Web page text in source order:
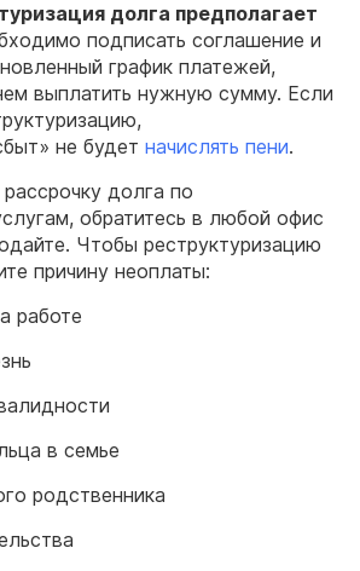
долга предполагает
подписать соглашение и
график платежей,
выплатить нужную сумму. Если
не будет начислять пени.
долга по
обратитесь в любой офис
Чтобы реструктуризацию
причину неоплаты:
работе
в семье
родственника